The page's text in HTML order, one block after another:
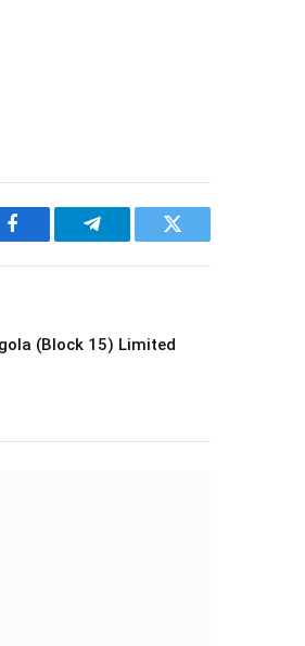
Facebook Telegram Twitter
(Block 15) Limited